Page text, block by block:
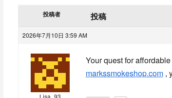
投稿者 投稿
2026年7月10日 3:59 AM
Lisa_93
Your quest for
markssmokeshop.com,